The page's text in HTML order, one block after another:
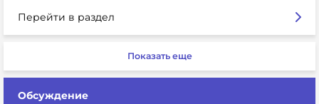
Перейти в раздел
Показать еще
Обсуждение